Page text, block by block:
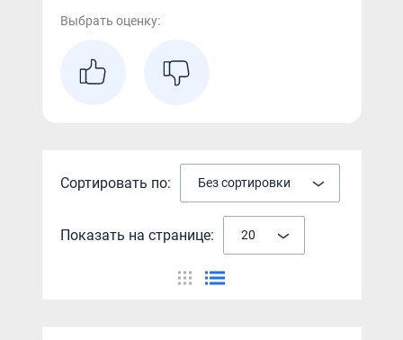
Выбрать оценку:
Сортировать по: Без сортировки
Показать на странице: 20